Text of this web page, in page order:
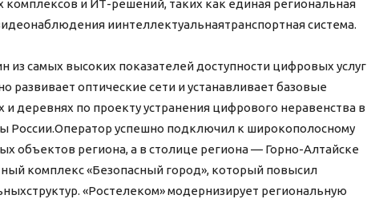
и ИТ-решений, таких как единая региональная
иинтеллектуальнаятранспортная система.
из самых высоких показателей доступности цифровых услуг
развивает оптические сети и устанавливает базовые
и деревнях по проекту устранения цифрового неравенства в
России.Оператор успешно подключил к широкополосному
объектов региона, а в столице региона — Горно-Алтайске
комплекс «Безопасный город», который повысил
«Ростелеком» модернизирует региональную